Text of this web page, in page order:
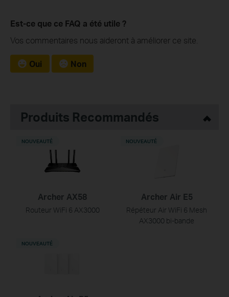
Est-ce que ce FAQ a été utile ?
Vos commentaires nous aideront à améliorer ce site.
Oui Non
Produits Recommandés
Archer AX58
Routeur WiFi 6 AX3000
NOUVEAUTÉ
Archer Air E5
Répéteur Air WiFi 6 Mesh
AX3000 bi-bande
NOUVEAUTÉ
NOUVEAUTÉ